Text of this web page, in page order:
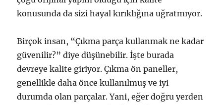
konusunda da sizi hayal kırıklığına uğratmıyor.
Birçok insan, “Çıkma parça kullanmak ne kadar
güvenilir?” diye düşünebilir. İşte burada
devreye kalite giriyor. Çıkma ön paneller,
genellikle daha önce kullanılmuş ve iyi
durumda olan parçalar. Yani, eğer doğru yerden